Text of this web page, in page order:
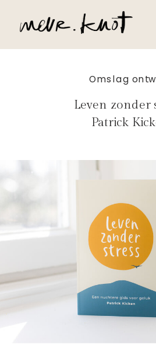
Omslag
Leven zonder
Patrick